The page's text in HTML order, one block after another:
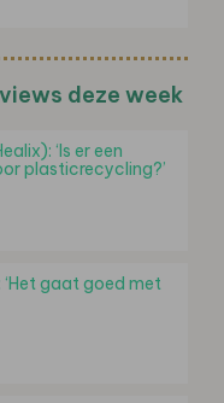
deze week
‘Is er een
plasticrecycling?’
‘Het gaat goed met